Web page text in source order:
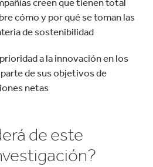
creen que tienen total
cómo y por qué se toman las
de sostenibilidad
a la innovación en los
de sus objetivos de
netas
de este